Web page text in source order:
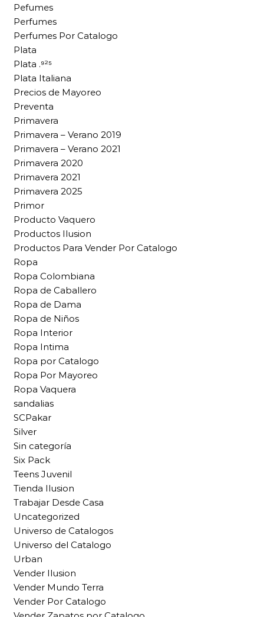
Pefumes
Perfumes
Perfumes Por Catalogo
Plata
Plata .⁹²⁵
Plata Italiana
Precios de Mayoreo
Preventa
Primavera
Primavera – Verano 2019
Primavera – Verano 2021
Primavera 2020
Primavera 2021
Primavera 2025
Primor
Producto Vaquero
Productos Ilusion
Productos Para Vender Por Catalogo
Ropa
Ropa Colombiana
Ropa de Caballero
Ropa de Dama
Ropa de Niños
Ropa Interior
Ropa Intima
Ropa por Catalogo
Ropa Por Mayoreo
Ropa Vaquera
sandalias
SCPakar
Silver
Sin categoría
Six Pack
Teens Juvenil
Tienda Ilusion
Trabajar Desde Casa
Uncategorized
Universo de Catalogos
Universo del Catalogo
Urban
Vender Ilusion
Vender Mundo Terra
Vender Por Catalogo